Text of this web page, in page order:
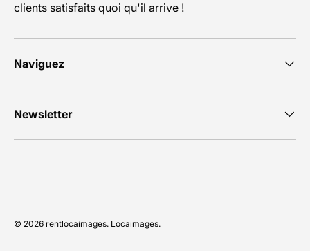
clients satisfaits quoi qu'il arrive !
Naviguez
Newsletter
© 2026 rentlocaimages. Locaimages.